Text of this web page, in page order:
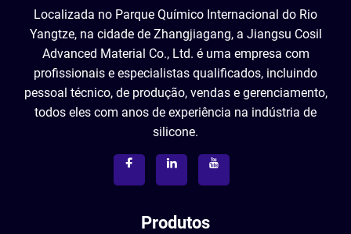
Localizada no Parque Químico Internacional do Rio
Yangtze, na cidade de Zhangjiagang, a Jiangsu Cosil
Advanced Material Co., Ltd. é uma empresa com
profissionais e especialistas qualificados, incluindo
pessoal técnico, de produção, vendas e gerenciamento,
todos eles com anos de experiência na indústria de
silicone.
Produtos